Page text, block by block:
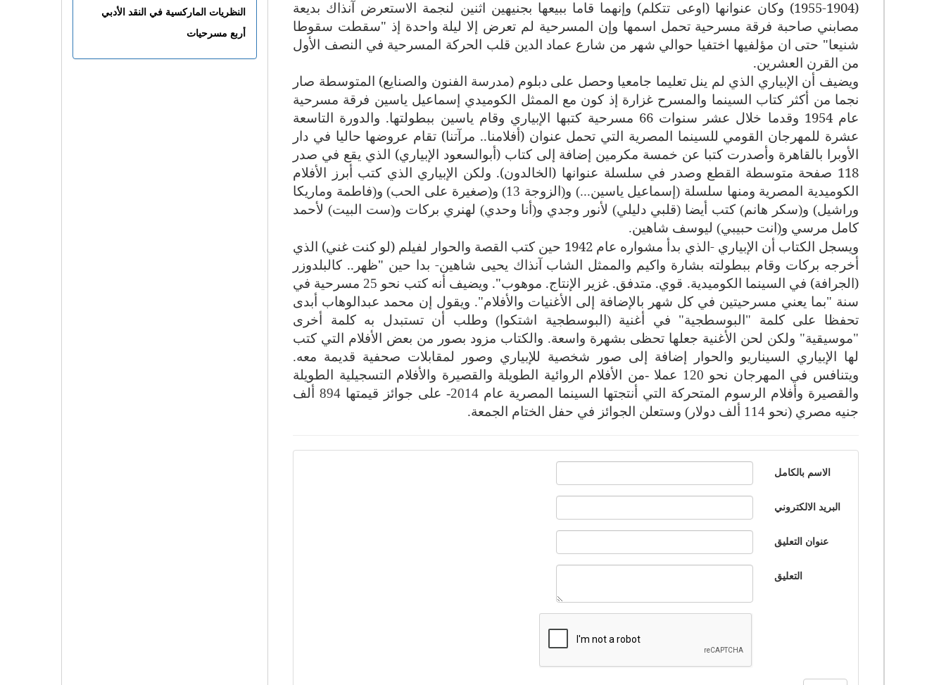
(1904-1955) وكان عنوانها (اوعى تتكلم) وإنهما قاما ببيعها بجنيهين اثنين لنجمة الاستعرض آنذاك بديعة
مصابني صاحبة فرقة مسرحية تحمل اسمها وإن المسرحية لم تعرض إلا ليلة واحدة إذ "سقطت سقوطا
شنيعا" حتى ان مؤلفيها اختفيا حوالي شهر من شارع عماد الدين قلب الحركة المسرحية في النصف الأول
من القرن العشرين.
ويضيف أن الإبياري الذي لم ينل تعليما جامعيا وحصل على دبلوم (مدرسة الفنون والصنايع) المتوسطة صار
نجما من أكثر كتاب السينما والمسرح غزارة إذ كون مع الممثل الكوميدي إسماعيل ياسين فرقة مسرحية
عام 1954 وقدما خلال عشر سنوات 66 مسرحية كتبها الإبياري وقام ياسين ببطولتها. والدورة التاسعة
عشرة للمهرجان القومي للسينما المصرية التي تحمل عنوان (أفلامنا.. مرآتنا) تقام عروضها حاليا في دار
الأوبرا بالقاهرة وأصدرت كتبا عن خمسة مكرمين إضافة إلى كتاب (أبوالسعود الإبياري) الذي يقع في صدر
118 صفحة متوسطة القطع وصدر في سلسلة عنوانها (الخالدون).
ولكن الإبياري الذي كتب أبرز الأفلام
الكوميدية المصرية ومنها سلسلة (إسماعيل ياسين...) و(الزوجة 13) و(صغيرة على الحب) و(فاطمة وماريكا
وراشيل) و(سكر هانم) كتب أيضا (قلبي دليلي) لأنور وجدي و(أنا وحدي) لهنري بركات و(ست البيت) لأحمد
كامل مرسي و(انت حبيبي) ليوسف شاهين.
ويسجل الكتاب أن الإبياري -الذي بدأ مشواره عام 1942 حين كتب القصة والحوار لفيلم (لو كنت غني) الذي
أخرجه بركات وقام ببطولته بشارة واكيم والممثل الشاب آنذاك يحيى شاهين- بدا حين "ظهر.. كالبلدوزر
(الجرافة) في السينما الكوميدية. قوي. متدفق. غزير الإنتاج. موهوب".
ويضيف أنه كتب نحو 25 مسرحية في
سنة "بما يعني مسرحيتين في كل شهر بالإضافة إلى الأغنيات والأفلام". ويقول إن محمد عبدالوهاب أبدى
تحفظا على كلمة "البوسطجية" في أغنية (البوسطجية اشتكوا) وطلب أن تستبدل به كلمة أخرى
"موسيقية" ولكن لحن الأغنية جعلها تحظى بشهرة واسعة. والكتاب مزود بصور من بعض الأفلام التي كتب
لها الإبياري السيناريو والحوار إضافة إلى صور شخصية للإبياري وصور لمقابلات صحفية قديمة معه.
ويتنافس في المهرجان نحو 120 عملا -من الأفلام الروائية الطويلة والقصيرة والأفلام التسجيلية الطويلة
والقصيرة وأفلام الرسوم المتحركة التي أنتجتها السينما المصرية عام 2014- على جوائز قيمتها 894 ألف
جنيه مصري (نحو 114 ألف دولار) وستعلن الجوائز في حفل الختام الجمعة.
الاسم بالكامل
البريد الالكتروني
عنوان التعليق
التعليق
النظريات الماركسية في النقد الأدبي
أربع مسرحيات